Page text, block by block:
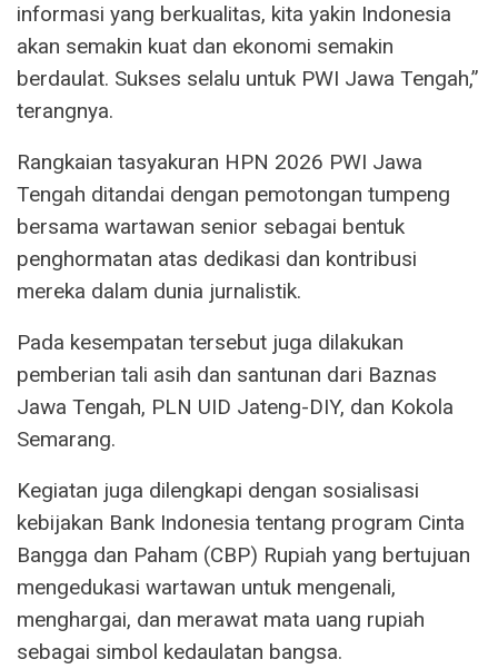
informasi yang berkualitas, kita yakin Indonesia
akan semakin kuat dan ekonomi semakin
berdaulat. Sukses selalu untuk PWI Jawa Tengah,”
terangnya.
Rangkaian tasyakuran HPN 2026 PWI Jawa
Tengah ditandai dengan pemotongan tumpeng
bersama wartawan senior sebagai bentuk
penghormatan atas dedikasi dan kontribusi
mereka dalam dunia jurnalistik.
Pada kesempatan tersebut juga dilakukan
pemberian tali asih dan santunan dari Baznas
Jawa Tengah, PLN UID Jateng-DIY, dan Kokola
Semarang.
Kegiatan juga dilengkapi dengan sosialisasi
kebijakan Bank Indonesia tentang program Cinta
Bangga dan Paham (CBP) Rupiah yang bertujuan
mengedukasi wartawan untuk mengenali,
menghargai, dan merawat mata uang rupiah
sebagai simbol kedaulatan bangsa.